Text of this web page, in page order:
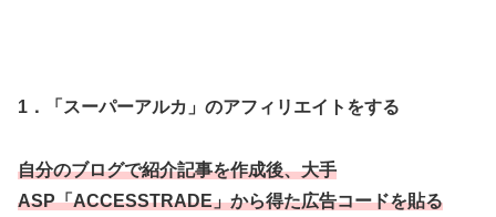
1． 「スーパーアルカ」 のアフィリエイトをする
自分のブログで紹介記事を作成後、大手
ASP「ACCESSTRADE」から得た広告コードを貼る